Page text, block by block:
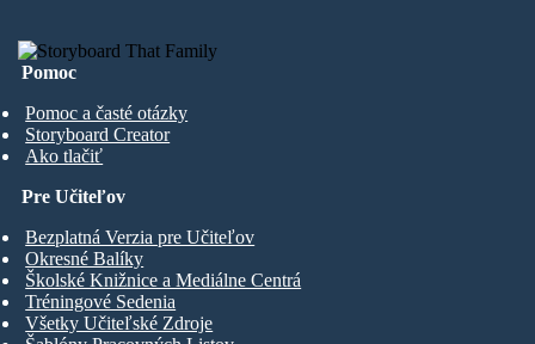
Pomoc
Pomoc a časté otázky
Storyboard Creator
Ako tlačiť
Pre Učiteľov
Bezplatná Verzia pre Učiteľov
Okresné Balíky
Školské Knižnice a Mediálne Centrá
Tréningové Sedenia
Všetky Učiteľské Zdroje